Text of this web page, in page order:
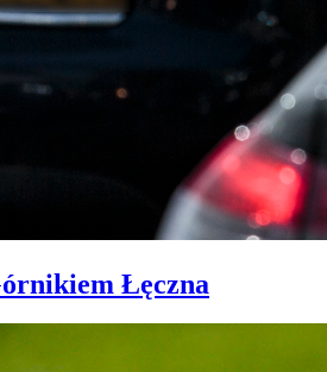
Łęczna